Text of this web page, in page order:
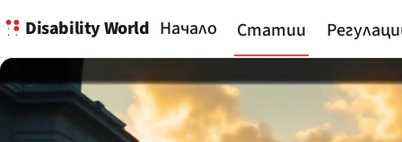
Disability World Начало Статии